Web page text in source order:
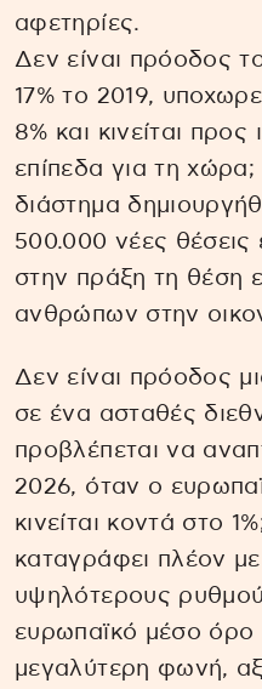
αφετηρίες.
Δεν είναι πρόοδος
17% το 2019,
8% και κινείται
επίπεδα για τη
διάστημα
500.000 νέες
στην πράξη τη θέση
ανθρώπων στην
Δεν είναι πρόοδος
σε ένα ασταθές
προβλέπεται να
2026, όταν ο
κινείται κοντά στο
καταγράφει πλέον
υψηλότερους
ευρωπαϊκό μέσο όρο
μεγαλύτερη φωνή,